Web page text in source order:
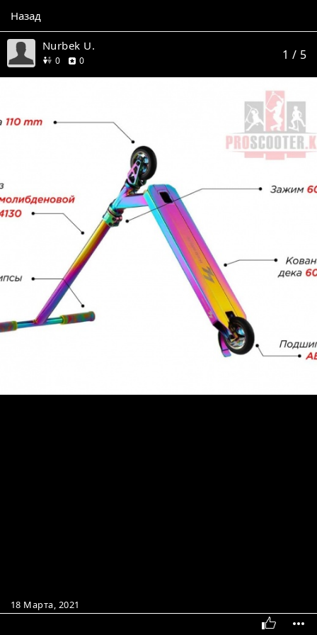
Назад
Nurbek U.
0друзей
0отзывов 1 / 5
18 Марта, 2021